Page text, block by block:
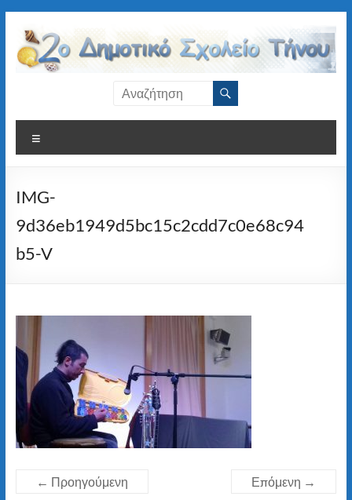
περιεχόμενο
Δημοτικό
Σχολείο
Τήνου
IMG-
9d36eb1949d5bc15c2cdd7c0e68c94
b5-V
← Προηγούμενη Επόμενη →